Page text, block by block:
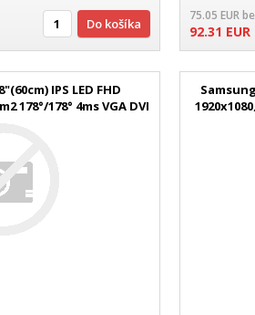
Do košíka
75.05 EUR
92.31 EUR
IPS LED FHD
178°/178° 4ms VGA DVI